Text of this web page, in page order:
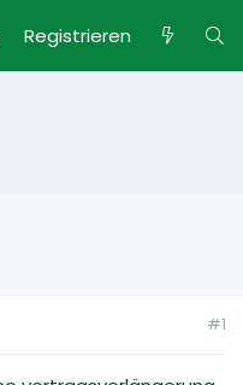
Registrieren
#1